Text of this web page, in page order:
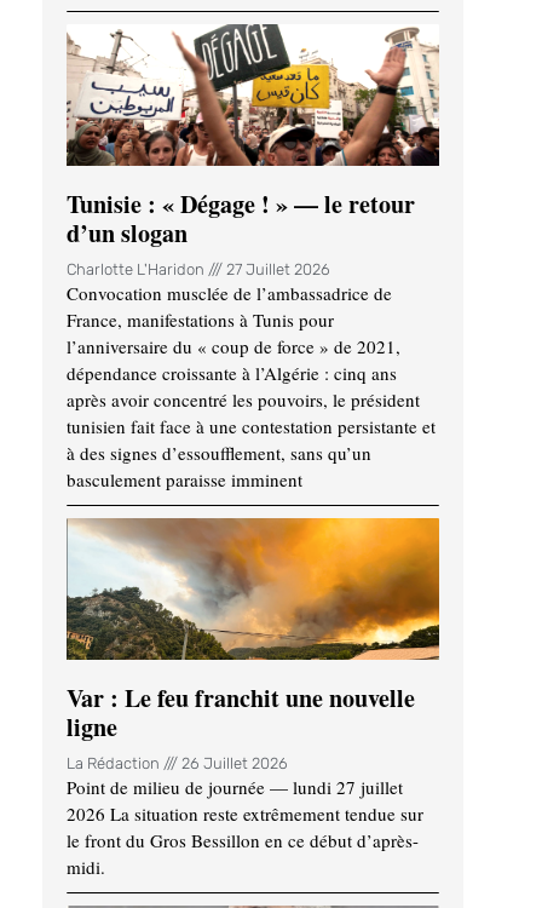
Tunisie : « Dégage ! » — le retour
d’un slogan
Charlotte L'Haridon 27 Juillet 2026
Convocation musclée de l’ambassadrice de
France, manifestations à Tunis pour
l’anniversaire du « coup de force » de 2021,
dépendance croissante à l’Algérie : cinq ans
après avoir concentré les pouvoirs, le président
tunisien fait face à une contestation persistante et
à des signes d’essoufflement, sans qu’un
basculement paraisse imminent
Var : Le feu franchit une nouvelle
ligne
La Rédaction 26 Juillet 2026
Point de milieu de journée — lundi 27 juillet
2026 La situation reste extrêmement tendue sur
le front du Gros Bessillon en ce début d’après-
midi.